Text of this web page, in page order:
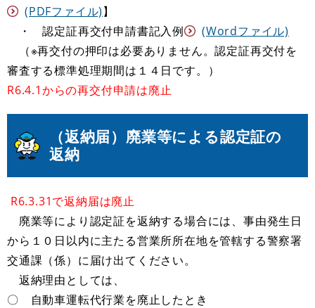
(PDFファイル)】
・ 認定証再交付申請書記入例
(Wordファイル)
（※再交付の押印は必要ありません。認定証再交付を
審査する標準処理期間は１４日です。）
R6.4.1からの再交付申請は廃止
（返納届）廃業等による認定証の
返納
R6.3.31で返納届は廃止
廃業等により認定証を返納する場合には、事由発生日
から１０日以内に主たる営業所所在地を管轄する警察署
交通課（係）に届け出てください。
返納理由としては、
〇 自動車運転代行業を廃止したとき